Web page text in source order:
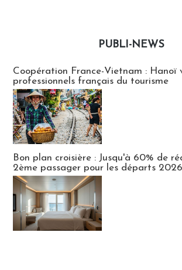
PUBLI-NEWS
Coopération France-Vietnam : Hanoï
professionnels français du tourisme
Bon plan croisière : Jusqu'à 60% de
2ème passager pour les départs